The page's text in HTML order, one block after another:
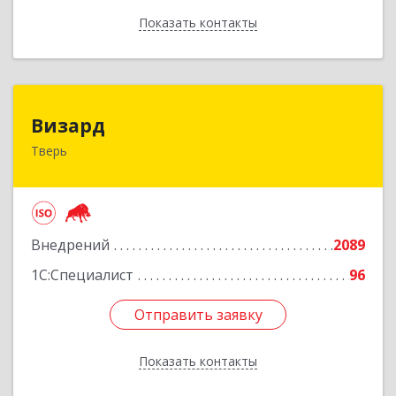
Показать контакты
Назад
Визард
Тверь
Внедрений
2089
1С:Специалист
96
Отправить заявку
Показать контакты
170006, Тверская обл, Тверь г, Учительская ул,
Отправить заявку
Назад